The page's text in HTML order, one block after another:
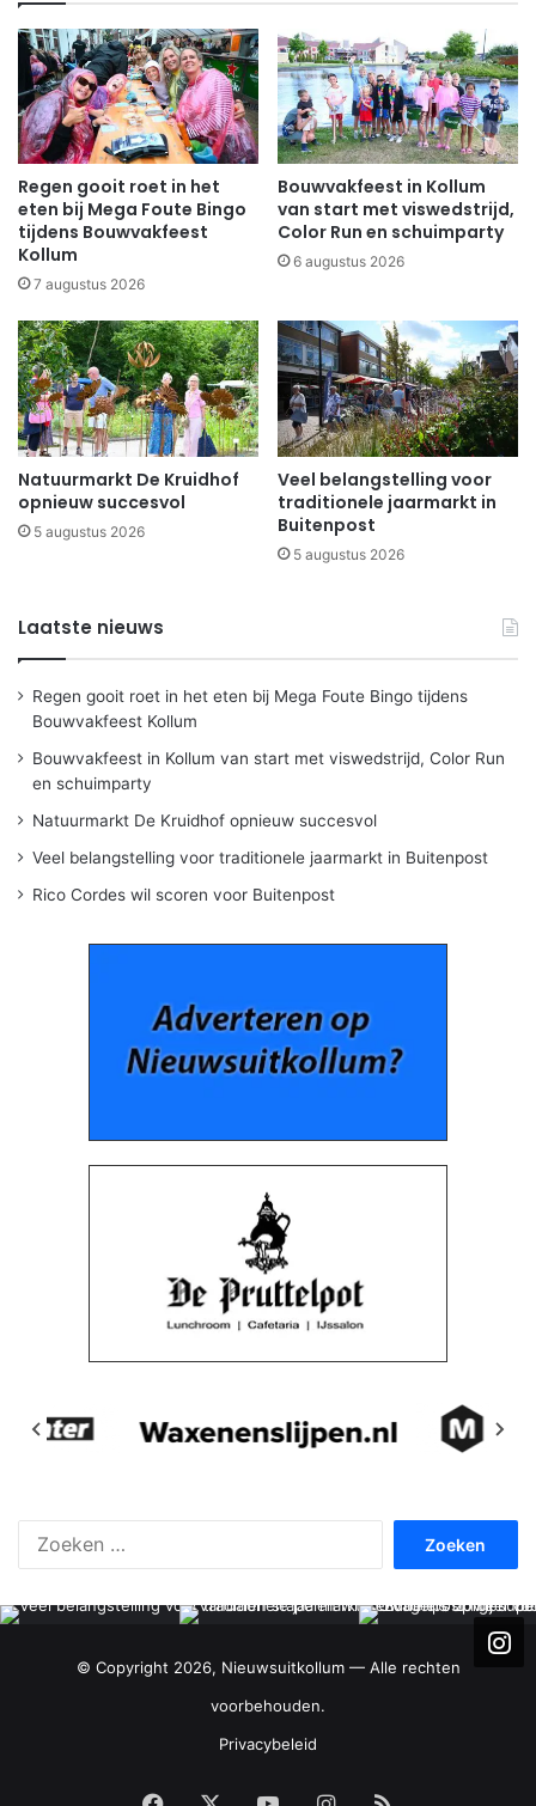
Regen gooit roet in het
eten bij Mega Foute Bingo
tijdens Bouwvakfeest
Kollum
7 augustus 2026
Bouwvakfeest in Kollum
van start met viswedstrijd,
Color Run en schuimparty
6 augustus 2026
Natuurmarkt De Kruidhof
opnieuw succesvol
5 augustus 2026
Veel belangstelling voor
traditionele jaarmarkt in
Buitenpost
5 augustus 2026
Laatste nieuws
Regen gooit roet in het eten bij Mega Foute Bingo tijdens
Bouwvakfeest Kollum
Bouwvakfeest in Kollum van start met viswedstrijd, Color Run
en schuimparty
Natuurmarkt De Kruidhof opnieuw succesvol
Veel belangstelling voor traditionele jaarmarkt in Buitenpost
Rico Cordes wil scoren voor Buitenpost
© Copyright 2026, Nieuwsuitkollum — Alle rechten
voorbehouden.
Privacybeleid